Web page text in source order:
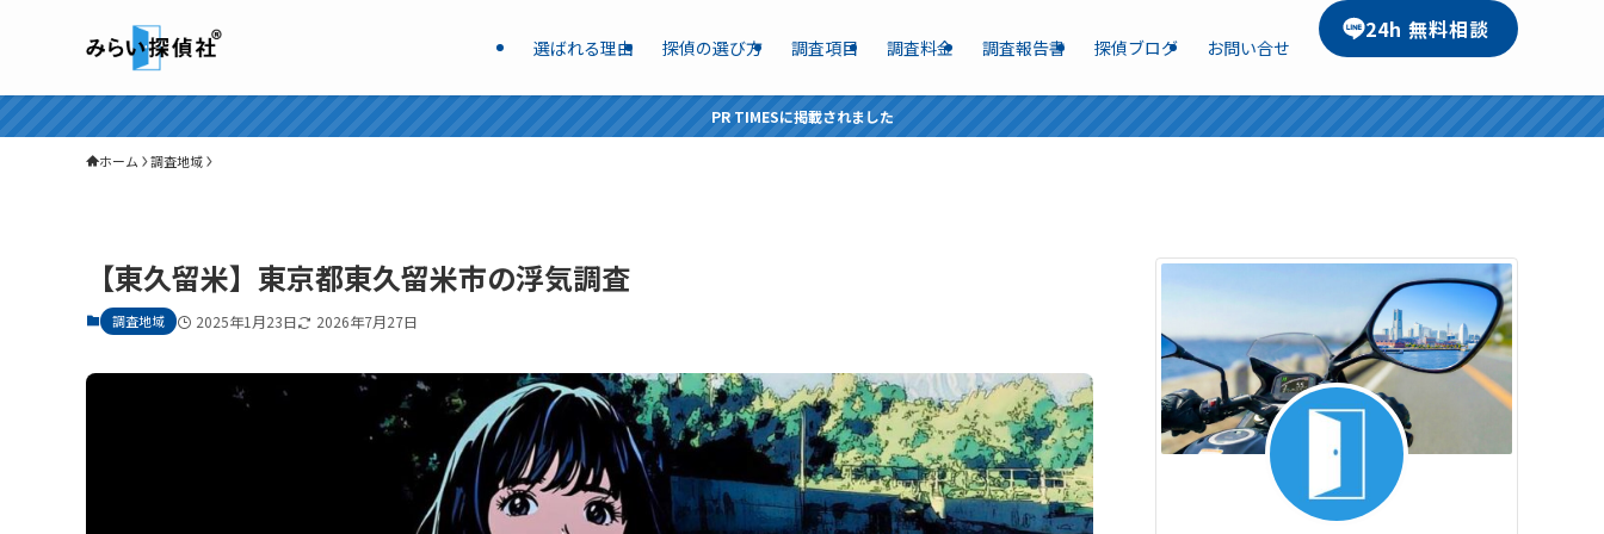
選ばれる理由 探偵の選び方 調査項目 調査料金 調査報告書 探偵ブログ お問い合せ
24h 無料相談
PR TIMESに掲載されました
ホーム 調査地域
【東久留米】東京都東久留米市の浮気調査
調査地域 2025年1月23日 2026年7月27日